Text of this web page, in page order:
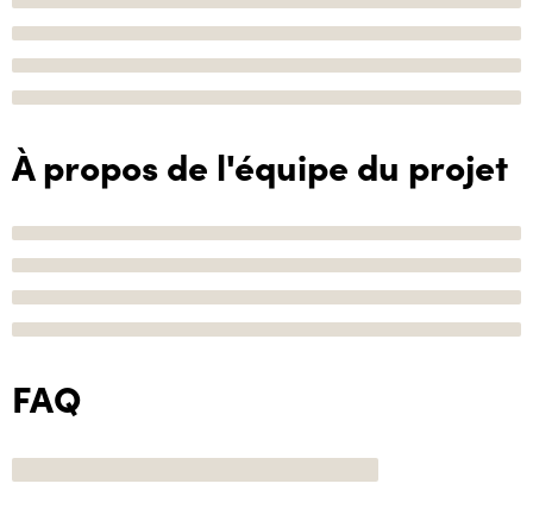
À propos de l'équipe du projet
FAQ